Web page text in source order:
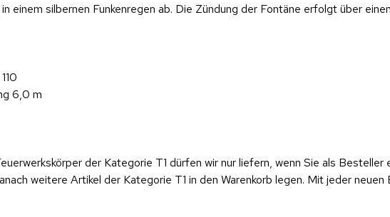
einem silbernen Funkenregen ab. Die Zündung der Fontäne erfolgt über
6,0 m
der Kategorie T1 dürfen wir nur liefern, wenn Sie als
weitere Artikel der Kategorie T1 in den Warenkorb legen. Mit jeder